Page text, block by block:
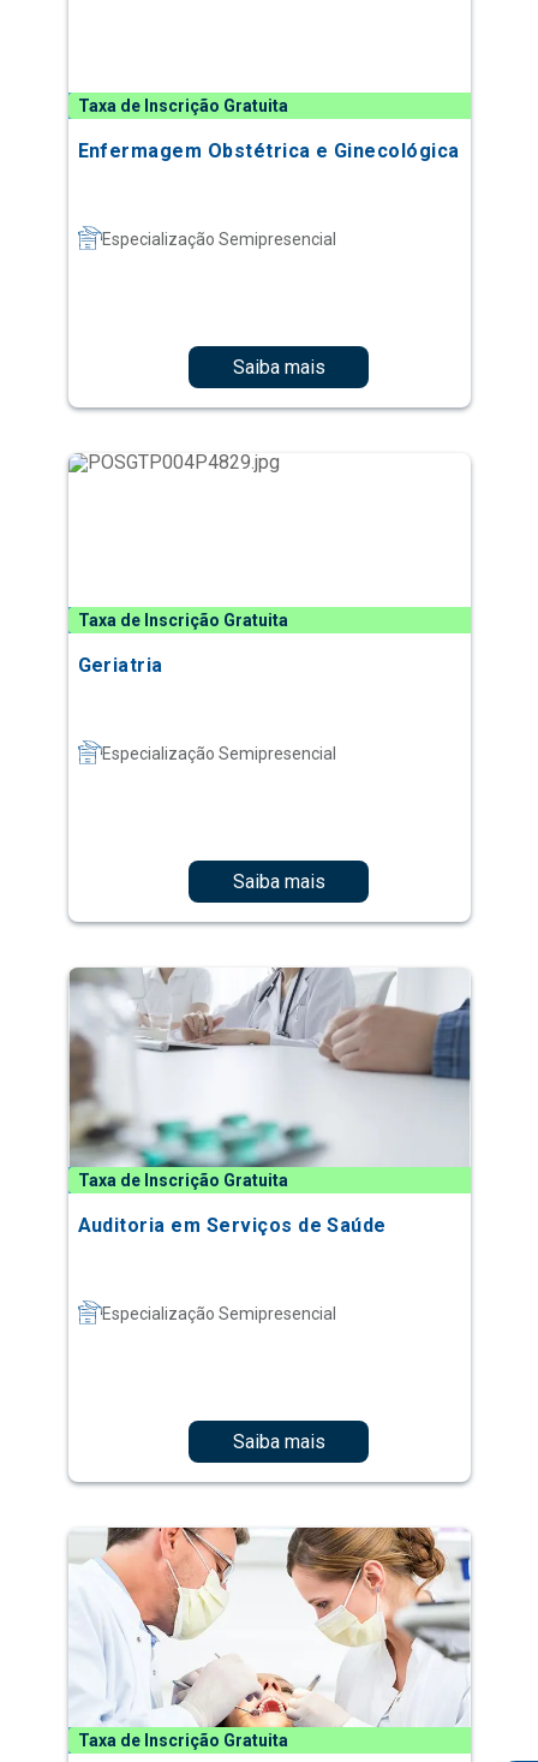
Taxa de Inscrição Gratuita
Enfermagem Obstétrica e Ginecológica
Especialização Semipresencial
Saiba mais
Taxa de Inscrição Gratuita
Geriatria
Especialização Semipresencial
Saiba mais
Taxa de Inscrição Gratuita
Auditoria em Serviços de Saúde
Especialização Semipresencial
Saiba mais
Taxa de Inscrição Gratuita